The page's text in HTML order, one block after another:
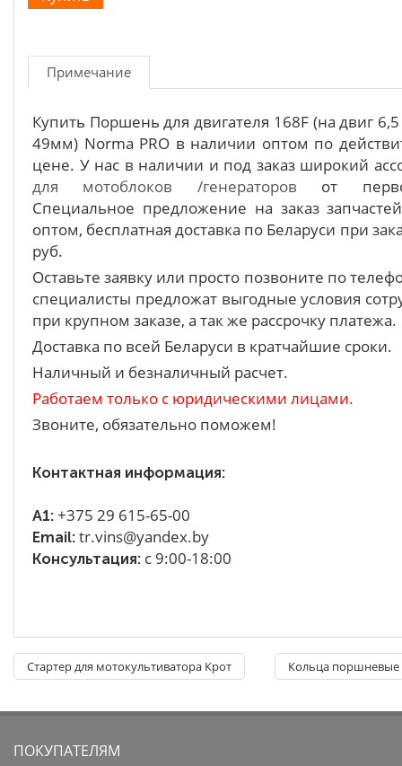
Примечание
Купить Поршень для двигателя 168F (на двиг
49мм) Norma PRO в наличии оптом по
цене. У нас в наличии и под заказ широкий
для мотоблоков /генераторов от
Специальное предложение на заказ
оптом, бесплатная доставка по Беларуси при
руб.
Оставьте заявку или просто позвоните по
специалисты предложат выгодные условия
при крупном заказе, а так же рассрочку платежа.
Доставка по всей Беларуси в кратчайшие сроки.
Наличный и безналичный расчет.
Работаем только с юридическими лицами.
Звоните, обязательно поможем!
Контактная информация:
A1: +375 29 615-65-00
Email: tr.vins@yandex.by
Консультация: с 9:00-18:00
Стартер для мотокультиватора Крот Кольца поршневые
ПОКУПАТЕЛЯМ